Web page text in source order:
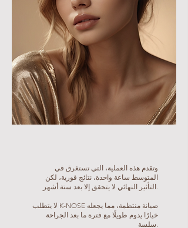
وتقدم هذه العملية، التي تستغرق في
المتوسط ساعة واحدة، نتائج فورية، لكن
التأثير النهائي لا يتحقق إلا بعد ستة أشهر.
لا يتطلب K-NOSE صيانة منتظمة، مما يجعله
خيارًا يدوم طويلًا مع فترة ما بعد الجراحة
سلسة.